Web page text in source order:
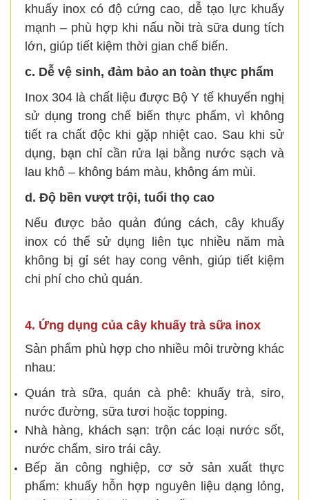
khuấy inox có độ cứng cao, dễ tạo lực khuấy
mạnh – phù hợp khi nấu nồi trà sữa dung tích
lớn, giúp tiết kiệm thời gian chế biến.
c. Dễ vệ sinh, đảm bảo an toàn thực phẩm
Inox 304 là chất liệu được Bộ Y tế khuyến nghị
sử dụng trong chế biến thực phẩm, vì không
tiết ra chất độc khi gặp nhiệt cao. Sau khi sử
dụng, bạn chỉ cần rửa lại bằng nước sạch và
lau khô – không bám màu, không ám mùi.
d. Độ bền vượt trội, tuổi thọ cao
Nếu được bảo quản đúng cách, cây khuấy
inox có thể sử dụng liên tục nhiều năm mà
không bị gỉ sét hay cong vênh, giúp tiết kiệm
chi phí cho chủ quán.
4. Ứng dụng của cây khuấy trà sữa inox
Sản phẩm phù hợp cho nhiều môi trường khác
nhau:
Quán trà sữa, quán cà phê: khuấy trà, siro,
nước đường, sữa tươi hoặc topping.
Nhà hàng, khách sạn: trộn các loại nước sốt,
nước chấm, siro trái cây.
Bếp ăn công nghiệp, cơ sở sản xuất thực
phẩm: khuấy hỗn hợp nguyên liệu dạng lỏng,